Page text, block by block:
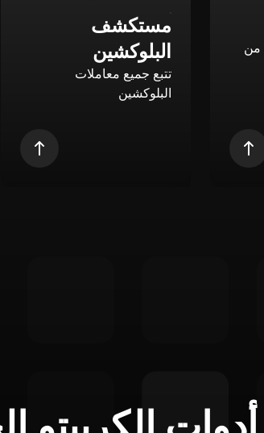
من
مستكشف
البلوكشين
تتبع جميع معاملات
البلوكشين